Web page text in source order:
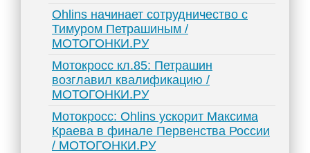
Ohlins начинает сотрудничество с
Тимуром Петрашиным /
МОТОГОНКИ.РУ
Мотокросс кл.85: Петрашин
возглавил квалификацию /
МОТОГОНКИ.РУ
Мотокросс: Ohlins ускорит Максима
Краева в финале Первенства России
/ МОТОГОНКИ.РУ